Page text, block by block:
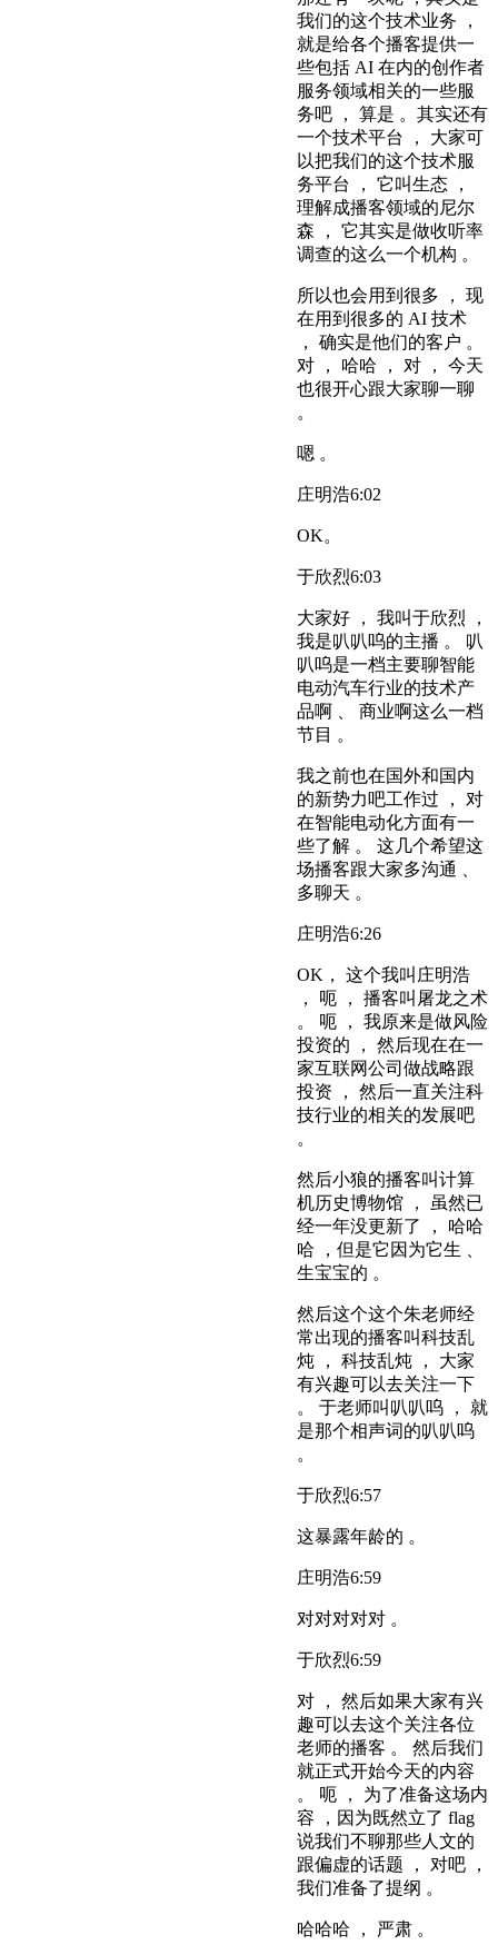
我们的这个技术业务 ，
就是给各个播客提供一
些包括 AI 在内的创作者
服务领域相关的一些服
务吧 ， 算是 。其实还有
一个技术平台 ， 大家可
以把我们的这个技术服
务平台 ， 它叫生态 ，
理解成播客领域的尼尔
森 ， 它其实是做收听率
调查的这么一个机构 。
所以也会用到很多 ， 现
在用到很多的 AI 技术
， 确实是他们的客户 。
对 ， 哈哈 ， 对 ， 今天
也很开心跟大家聊一聊
。
嗯 。
庄明浩6:02
OK。
于欣烈6:03
大家好 ， 我叫于欣烈 ，
我是叭叭呜的主播 。 叭
叭呜是一档主要聊智能
电动汽车行业的技术产
品啊 、 商业啊这么一档
节目 。
我之前也在国外和国内
的新势力吧工作过 ， 对
在智能电动化方面有一
些了解 。 这几个希望这
场播客跟大家多沟通 、
多聊天 。
庄明浩6:26
OK， 这个我叫庄明浩
， 呃 ， 播客叫屠龙之术
。 呃 ， 我原来是做风险
投资的 ， 然后现在在一
家互联网公司做战略跟
投资 ， 然后一直关注科
技行业的相关的发展吧
。
然后小狼的播客叫计算
机历史博物馆 ， 虽然已
经一年没更新了 ， 哈哈
哈 ，但是它因为它生 、
生宝宝的 。
然后这个这个朱老师经
常出现的播客叫科技乱
炖 ， 科技乱炖 ， 大家
有兴趣可以去关注一下
。 于老师叫叭叭呜 ， 就
是那个相声词的叭叭呜
。
于欣烈6:57
这暴露年龄的 。
庄明浩6:59
对对对对对 。
于欣烈6:59
对 ， 然后如果大家有兴
趣可以去这个关注各位
老师的播客 。 然后我们
就正式开始今天的内容
。 呃 ， 为了准备这场内
容 ，因为既然立了 flag
说我们不聊那些人文的
跟偏虚的话题 ， 对吧 ，
我们准备了提纲 。
哈哈哈 ， 严肃 。